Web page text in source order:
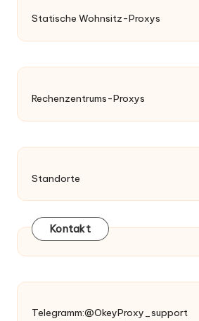
Statische Wohnsitz-Proxys
Rechenzentrums-Proxys
Standorte
Kontakt
Telegramm:@OkeyProxy_support